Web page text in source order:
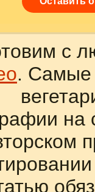
с
. Самые